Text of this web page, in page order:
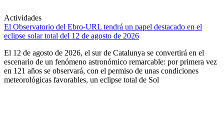
Actividades
El Observatorio del Ebro-URL tendrá un papel destacado en el
eclipse solar total del 12 de agosto de 2026
El 12 de agosto de 2026, el sur de Catalunya se convertirá en el
escenario de un fenómeno astronómico remarcable: por primera vez
en 121 años se observará, con el permiso de unas condiciones
meteorológicas favorables, un eclipse total de Sol